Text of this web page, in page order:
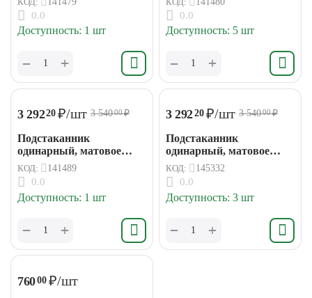
Слайд / Slide
SLIGMG1i45
0.0
Доступность: 1 шт
+
−
SENSSG1i45
0.0
Доступность: 5 шт
+
−
3 29220 ₽/шт 3 54000₽
Подстаканник
одинарный, матовое
стекло, белый матовый
IDDIS Слайд / Slide
SLIWTG1i45
КОД: 141489
0.0
Доступность: 1 шт
+
−
3 29220 ₽/шт 3 54000₽
Подстаканник
одинарный, матовое
стекло, черный IDDIS
Слайд / Slide SLIBSG1i45
КОД: 145332
0.0
Доступность: 3 шт
+
−
76000 ₽/шт